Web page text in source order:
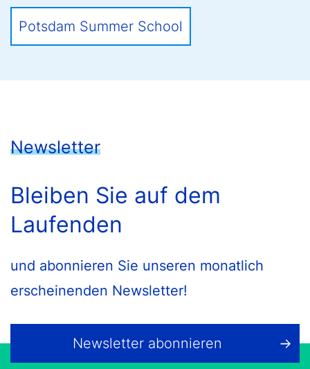
Potsdam Summer School
Newsletter
Bleiben Sie auf dem
Laufenden
und abonnieren Sie unseren monatlich
erscheinenden Newsletter!
Newsletter abonnieren